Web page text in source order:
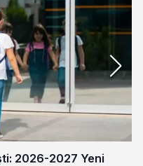
2026-2027 Yeni